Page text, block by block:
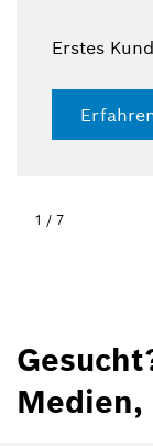
Erstes
1 / 7
Medien,